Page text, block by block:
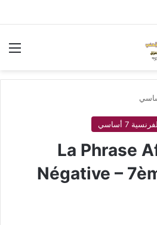
7 أساسي
La Phrase
Négative –